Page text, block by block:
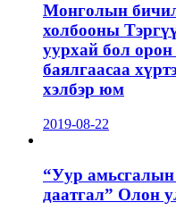
Монголын бичил
холбооны
уурхай бол
баялгаасаа
хэлбэр юм
2019-08-22
“Уур амьсгалын
даатгал” Олон